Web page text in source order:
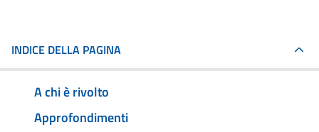
INDICE DELLA PAGINA
A chi è rivolto
Approfondimenti